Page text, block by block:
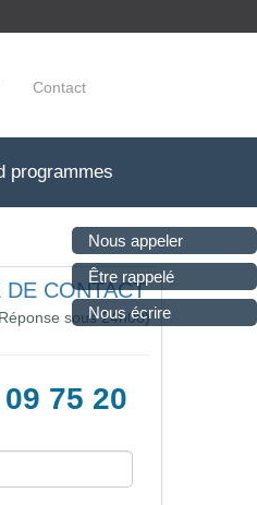
Nous appeler
Être rappelé
Nous écrire
Contact
programmes
CONTACT
sous 24h00)
75 20